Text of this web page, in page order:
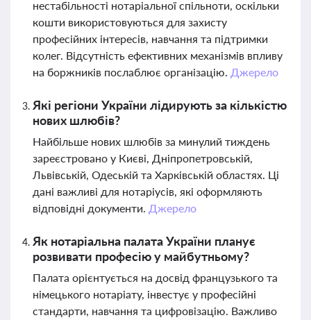
нестабільності нотаріальної спільноти, оскільки
кошти використовуються для захисту
професійних інтересів, навчання та підтримки
колег. Відсутність ефективних механізмів впливу
на боржників послаблює організацію. Джерело
Які регіони України лідирують за кількістю
нових шлюбів?
Найбільше нових шлюбів за минулий тиждень
зареєстровано у Києві, Дніпропетровській,
Львівській, Одеській та Харківській областях. Ці
дані важливі для нотаріусів, які оформляють
відповідні документи. Джерело
Як нотаріальна палата України планує
розвивати професію у майбутньому?
Палата орієнтується на досвід французького та
німецького нотаріату, інвестує у професійні
стандарти, навчання та цифровізацію. Важливо